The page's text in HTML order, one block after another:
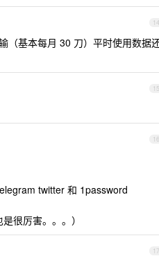
14
（基本每月 30 刀）平时使用数据
15
16
twitter 和 1password
很厉害。。。）
17